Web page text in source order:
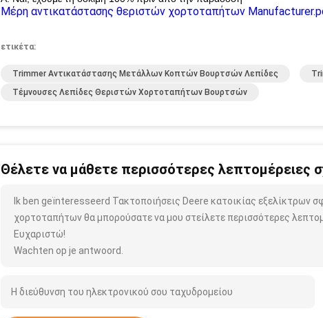
Μέρη αντικατάστασης θεριστών χορτοταπήτων
ετικέτα:
Trimmer Αντικατάστασης Μετάλλων Κοπτών Βουρτσών Λεπίδες
Τέμνουσες Λεπίδες Θεριστών Χορτοταπήτων Βουρτσών
Θέλετε να μάθετε περισσότερες λεπτομέρειες
Ik ben geïnteresseerd Τακτοποιήσεις Deere κατοικίας εξελίκτρων
χορτοταπήτων θα μπορούσατε να μου στείλετε περισσότερες
Ευχαριστώ!
Wachten op je antwoord.